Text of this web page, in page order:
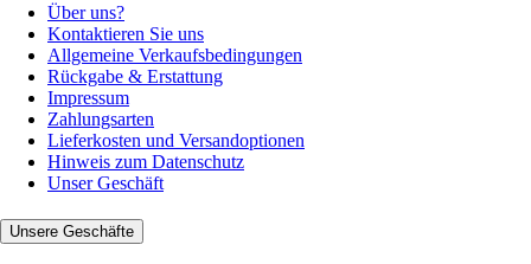
Über uns?
Kontaktieren Sie uns
Allgemeine Verkaufsbedingungen
Rückgabe & Erstattung
Impressum
Zahlungsarten
Lieferkosten und Versandoptionen
Hinweis zum Datenschutz
Unser Geschäft
Unsere Geschäfte